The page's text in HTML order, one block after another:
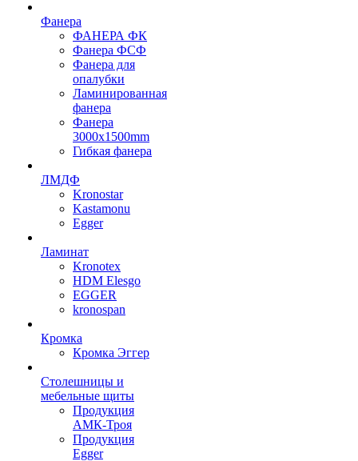
Фанера
ФАНЕРА ФК
Фанера ФСФ
Фанера для
опалубки
Ламинированная
фанера
Фанера
3000х1500mm
Гибкая фанера
ЛМДФ
Kronostar
Kastamonu
Egger
Ламинат
Kronotex
HDM Elesgo
EGGER
kronospan
Кромка
Кромка Эггер
Столешницы и
мебельные щиты
Продукция
АМК-Троя
Продукция
Egger